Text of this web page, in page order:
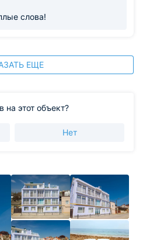
слова!
ЕЩЕ
на этот объект?
Нет